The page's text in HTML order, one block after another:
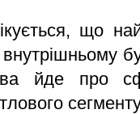
що
йде про